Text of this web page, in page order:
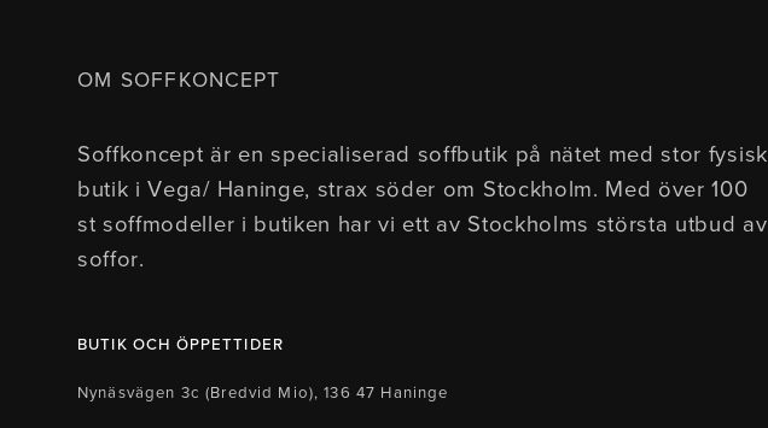
OM SOFFKONCEPT
Soffkoncept är en specialiserad soffbutik på nätet med stor fysisk
butik i Vega/ Haninge, strax söder om Stockholm. Med över 100
st soffmodeller i butiken har vi ett av Stockholms största utbud av
soffor.
BUTIK OCH ÖPPETTIDER
Nynäsvägen 3c (Bredvid Mio), 136 47 Haninge